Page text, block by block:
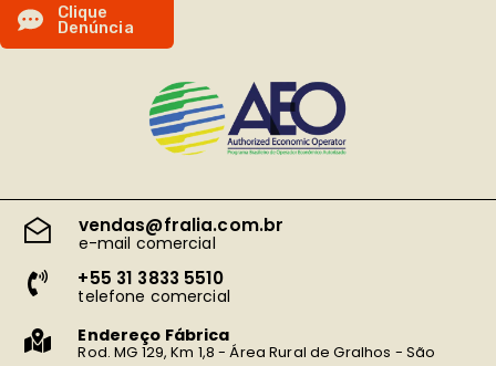
Clique
Denúncia
vendas@fralia.com.br
e-mail comercial
+55 31 3833 5510
telefone comercial
Endereço Fábrica
Rod. MG 129, Km 1,8 - Área Rural de Gralhos - São